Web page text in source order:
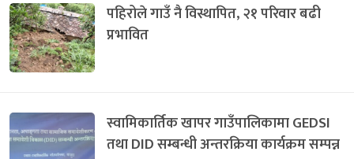
पहिरोले गाउँ नै विस्थापित, २१ परिवार बढी
प्रभावित
स्वामिकार्तिक खापर गाउँपालिकामा GEDSI
तथा DID सम्बन्धी अन्तरक्रिया कार्यक्रम सम्पन्न